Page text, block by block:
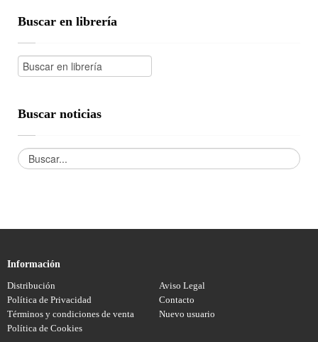
Buscar en librería
Buscar noticias
Información
Distribución
Aviso Legal
Política de Privacidad
Contacto
Términos y condiciones de venta
Nuevo usuario
Política de Cookies